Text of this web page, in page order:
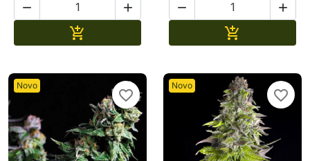
 

 

Novo
favorite_border
Novo
favorite_border